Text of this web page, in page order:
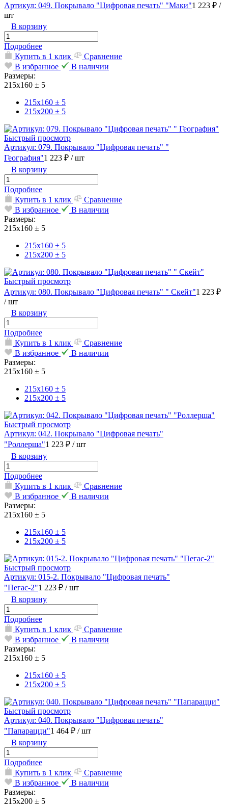
Артикул: 049. Покрывало "Цифровая печать" "Маки"1 223 ₽ /
шт
В корзину
Подробнее
Купить в 1 клик
Сравнение
В избранное
В наличии
Размеры:
215х160 ± 5
215х160 ± 5
215х200 ± 5
Быстрый просмотр
Артикул: 079. Покрывало "Цифровая печать" "
География"1 223 ₽ / шт
В корзину
Подробнее
Купить в 1 клик
Сравнение
В избранное
В наличии
Размеры:
215х160 ± 5
215х160 ± 5
215х200 ± 5
Быстрый просмотр
Артикул: 080. Покрывало "Цифровая печать" " Скейт"1 223 ₽
/ шт
В корзину
Подробнее
Купить в 1 клик
Сравнение
В избранное
В наличии
Размеры:
215х160 ± 5
215х160 ± 5
215х200 ± 5
Быстрый просмотр
Артикул: 042. Покрывало "Цифровая печать"
"Роллерша"1 223 ₽ / шт
В корзину
Подробнее
Купить в 1 клик
Сравнение
В избранное
В наличии
Размеры:
215х160 ± 5
215х160 ± 5
215х200 ± 5
Быстрый просмотр
Артикул: 015-2. Покрывало "Цифровая печать"
"Пегас-2"1 223 ₽ / шт
В корзину
Подробнее
Купить в 1 клик
Сравнение
В избранное
В наличии
Размеры:
215х160 ± 5
215х160 ± 5
215х200 ± 5
Быстрый просмотр
Артикул: 040. Покрывало "Цифровая печать"
"Папарацци"1 464 ₽ / шт
В корзину
Подробнее
Купить в 1 клик
Сравнение
В избранное
В наличии
Размеры:
215х200 ± 5